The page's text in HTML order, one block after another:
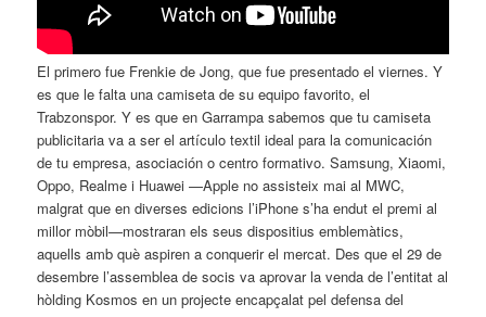
El primero fue Frenkie de Jong, que fue presentado el viernes. Y
es que le falta una camiseta de su equipo favorito, el
Trabzonspor. Y es que en Garrampa sabemos que tu camiseta
publicitaria va a ser el artículo textil ideal para la comunicación
de tu empresa, asociación o centro formativo. Samsung, Xiaomi,
Oppo, Realme i Huawei —Apple no assisteix mai al MWC,
malgrat que en diverses edicions l’iPhone s’ha endut el premi al
millor mòbil—mostraran els seus dispositius emblemàtics,
aquells amb què aspiren a conquerir el mercat. Des que el 29 de
desembre l’assemblea de socis va aprovar la venda de l’entitat al
hòlding Kosmos en un projecte encapçalat pel defensa del